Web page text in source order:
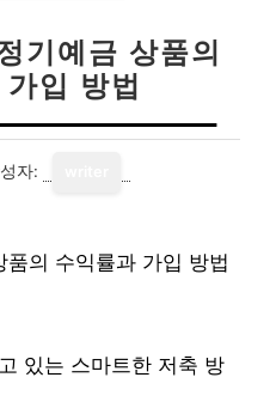
기예금 상품의
입 방법
자:
의 수익률과 가입 방법
있는 스마트한 저축 방